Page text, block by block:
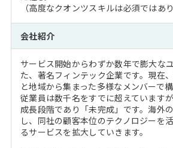
（高度なクオンツスキルは必須ではあ
会社紹介
サービス開始からわずか数年で膨大な
た、著名フィンテック企業です。現在
と地域から集まった多様なメンバーで構
従業員は数千名をすでに超えています
成長段階であり「未完成」です。海外
し、同社の顧客本位のテクノロジーを
るサービスを拡大していきます。